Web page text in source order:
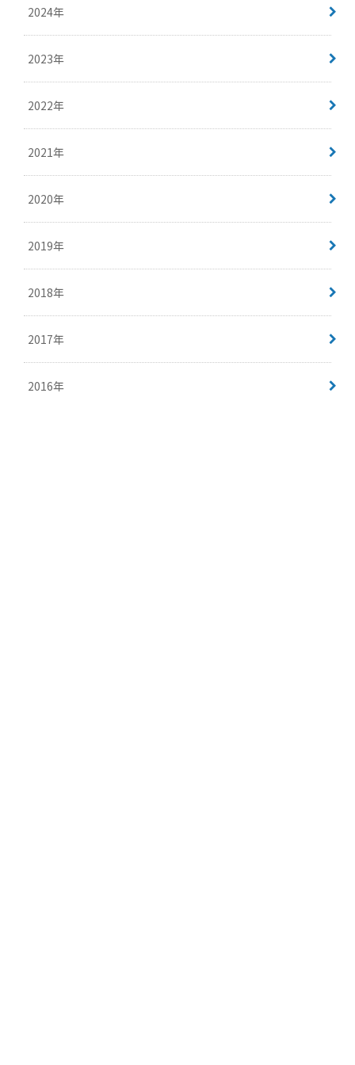
2024年
2023年
2022年
2021年
2020年
2019年
2018年
2017年
2016年